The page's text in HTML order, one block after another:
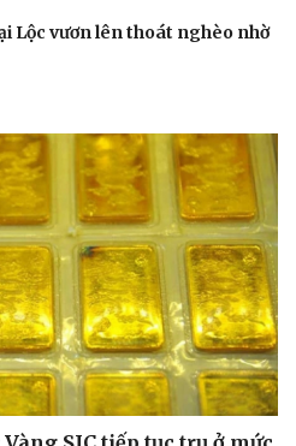
Lộc vươn lên thoát nghèo nhờ